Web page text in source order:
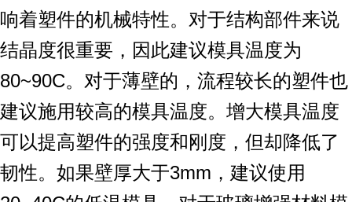
响着塑件的机械特性。对于结构部件来说
结晶度很重要，因此建议模具温度为
80~90C。对于薄壁的，流程较长的塑件也
建议施用较高的模具温度。增大模具温度
可以提高塑件的强度和刚度，但却降低了
韧性。如果壁厚大于3mm，建议使用